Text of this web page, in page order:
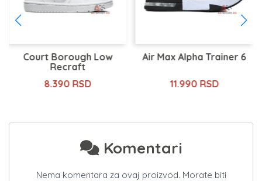
Court Borough Low
Recraft
8.390 RSD
Air Max Alpha Trainer 6
11.990 RSD
Komentari
Nema komentara za ovaj proizvod. Morate biti